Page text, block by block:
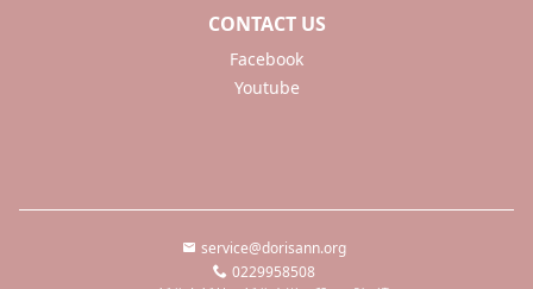
CONTACT US
Facebook
Youtube
service@dorisann.org
0229958508